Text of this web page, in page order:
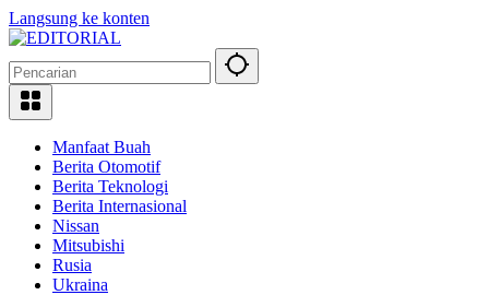
Langsung ke konten
Manfaat Buah
Berita Otomotif
Berita Teknologi
Berita Internasional
Nissan
Mitsubishi
Rusia
Ukraina